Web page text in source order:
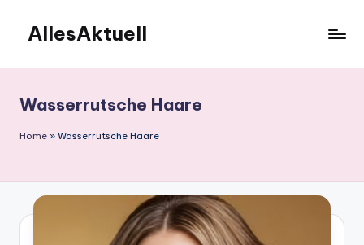
content
AllesAktuell
Wasserrutsche Haare
Home » Wasserrutsche Haare